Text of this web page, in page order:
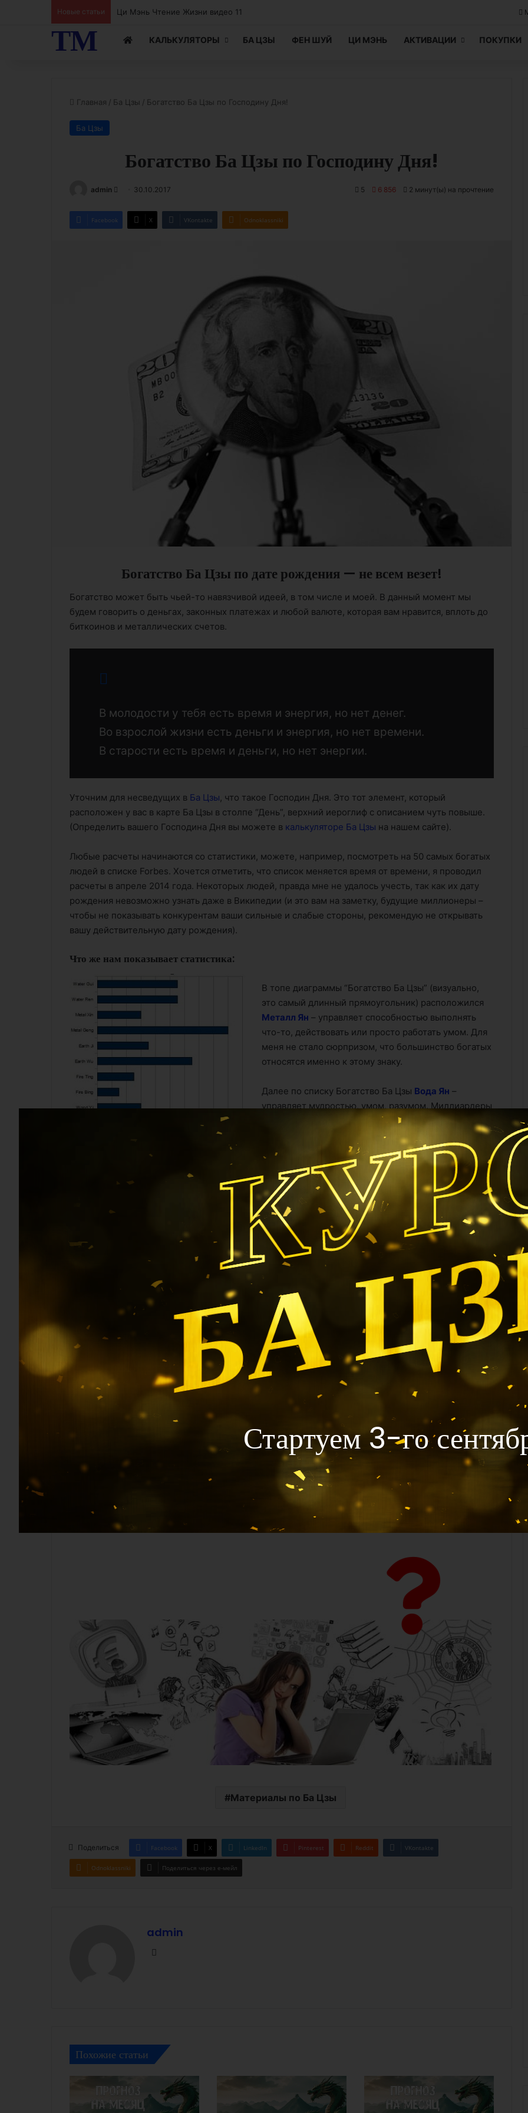
Новые статьи
ТМ КАЛЬКУЛЯТОРЫ БА ЦЗЫ ФЕН ШУЙ ЦИ МЭНЬ АКТИВАЦИИ ПОКУПКИ
Главная / Ба Цзы / Богатство Ба Цзы по Господину Дня!
Ба Цзы
Богатство Ба Цзы по Господину Дня!
admin
email
30.10.2017 5 6 856 2 минут(ы) на прочтение
Facebook X VKontakte Odnoklassniki
Богатство Ба Цзы по дате рождения — не всем везет!
Богатство может быть чьей-то навязчивой идеей, в том числе и моей. В данный момент мы
будем говорить о деньгах, законных платежах и любой валюте, которая вам нравится, вплоть до
биткоинов и металлических счетов.
В молодости у тебя есть время и энергия, но нет денег.
Во взрослой жизни есть деньги и энергия, но нет времени.
В старости есть время и деньги, но нет энергии.
Уточним для несведущих в Ба Цзы, что такое Господин Дня. Это тот элемент, который
расположен у вас в карте Ба Цзы в столпе “День”, верхний иероглиф с описанием чуть повыше.
(Определить вашего Господина Дня вы можете в калькуляторе Ба Цзы на нашем сайте).
Любые расчеты начинаются со статистики, можете, например, посмотреть на 50 самых богатых
людей в списке Forbes. Хочется отметить, что список меняется время от времени, я проводил
расчеты в апреле 2014 года. Некоторых людей, правда мне не удалось учесть, так как их дату
рождения невозможно узнать даже в Википедии (и это вам на заметку, будущие миллионеры –
чтобы не показывать конкурентам ваши сильные и слабые стороны, рекомендую не открывать
вашу действительную дату рождения).
Что же нам показывает статистика:
В топе диаграммы “Богатство Ба Цзы” (визуально,
это самый длинный прямоугольник) расположился
Металл Ян – управляет способностью выполнять
что-то, действовать или просто работать умом. Для
меня не стало сюрпризом, что большинство богатых
относятся именно к этому знаку.
Далее по списку Богатство Ба Цзы Вода Ян –
управляет мудростью, умом, разумом. Миллиардеры
Такие же показатели у ЭлементаЗемля Ян–
управляет стабильностью, спокойствием, устойчивостью. Владея миллиардами, нужно уметь их
сохранять, иначе впереди ждет много проблем.
С небольшим отрывом идет
– управляет мудростью, но особого рода. Как правило,
человек с таким Господином Дня помогает другим людям стать умными — великий миллиардер
оказывает помощь другим (сюда же относятся все грамотные консультанты по бизнесу,
, бизнес-тренеры и т.д.).
Итак, если ваш Господин Дня совпадает с одним из вышеперечисленных, то вы уже гораздо
ближе к богатству, чем другие ;). Остальным, кто не попал в список счастливчиков, возможно,
повезет в следующей жизни!! (Шутка.)
Как вы уже заметили, все 10 знаков представлены в списке 50-ти самых богатых людей, поэтому
шанс есть у каждого. Для некоторых это будет легко, а кому-то придется потрудиться.
Надеюсь, это небольшое исследование не перевернуло все ваши планы.
Если статья “Богатство Ба Цзы” оказалась для вас полезной — оставьте, пожалуйста,
По материалам Кевина Чана, прекрасного мастера Ба Цзы.
е
Материалы по Ба Цзы
Поделиться Facebook X LinkedIn Pinterest Reddit VKontakte
Odnoklassniki Поделиться через е-мейл
admin
Похожие статьи
БА
Стартуем 3-го